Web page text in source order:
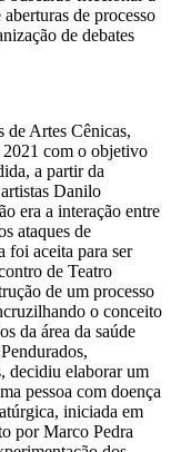
de processo
de debates
de Artes Cênicas,
2021 com o objetivo
a partir da
Danilo
era a interação entre
ataques de
foi aceita para ser
de Teatro
de um processo
o conceito
da área da saúde
decidiu elaborar um
pessoa com doença
iniciada em
por Marco Pedra